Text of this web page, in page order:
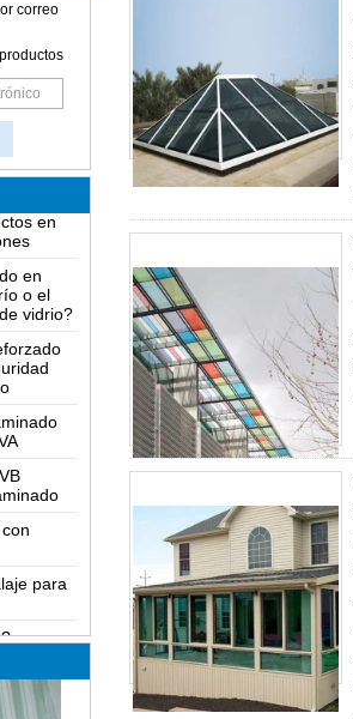
correo
de dos
en
en
o el
vidrio?
para
de dos
de